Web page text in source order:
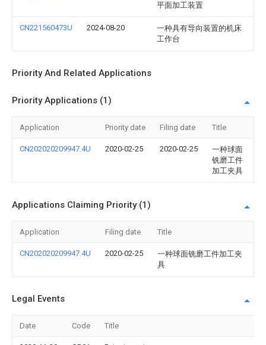
平面加工装置
CN221560473U 2024-08-20
一种具有导向装置的机床
工作台
Priority And Related Applications
Priority Applications (1)
Application Priority date Filing date Title
CN202020209947.4U 2020-02-25 2020-02-25
一种球面
铣磨工件
加工夹具
Applications Claiming Priority (1)
Application Filing date Title
CN202020209947.4U 2020-02-25
一种球面铣磨工件加工夹
具
Legal Events
Date Code Title